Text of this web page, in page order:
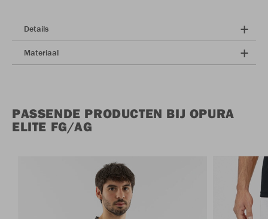
Details
Materiaal
PASSENDE PRODUCTEN BIJ OPURA
ELITE FG/AG